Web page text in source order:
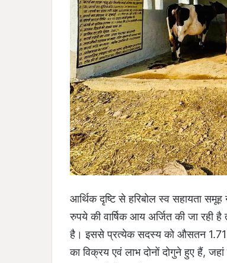
आर्थिक दृष्टि से हरिबोल स्व सहायता
रुपये की वार्षिक आय अर्जित की जा रही
है। इससे प्रत्येक सदस्य को औसतन 1.71
का विक्रय एवं लाभ दोनों दोगुने हुए हैं,